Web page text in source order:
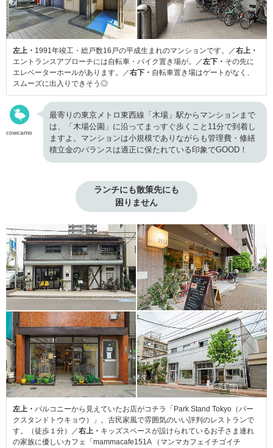
左上・ 1991年竣工・総戸数16戸の平成生まれのマンションです。／右上・
エントランスアプローチには自転車・バイク置き場が。／左下・ その先に
エレベーターホールがあります。／右下・ 自転車置き場はゲートがなく、
スムーズに出入りできそう◎
cowcamo
最寄りの東京メトロ東西線「木場」駅からマンションまで
は、「木場公園」に沿ってまっすぐ歩くこと11分で到着し
ますよ。マンションは小規模でありながらも管理費・修繕
積立金のバランスは適正に保たれている印象でGOOD！
ランチにも散策先にも
困りません
左上・ バルコニーから見えていたお店がコチラ「Park Stand Tokyo（パー
クスタンドトウキョウ）」。古民家風で雰囲気のいい評判のレストランで
す。（徒歩１分）／右上・ キッズスペースが設けられているお子さま連れ
の家族に優しいカフェ「mammacafe151A （マンマカフェイチゴイチ